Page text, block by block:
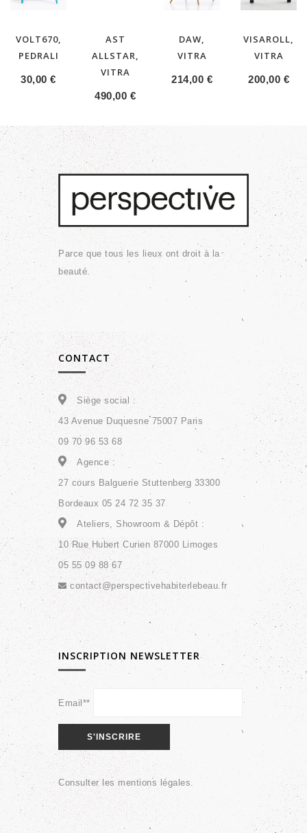
VOLT670,
PEDRALI
30,00€
AST
ALLSTAR,
VITRA
490,00 €
DAW,
VITRA
214,00 €
VISAROLL,
VITRA
200,00 €
Parce que tous les lieux ont droit à la
beauté.
CONTACT
Siège social :
43 Avenue Duquesne 75007 Paris
09 70 96 53 68
Agence :
27 cours Balguerie Stuttenberg 33300
Bordeaux 05 24 72 35 37
Ateliers, Showroom & Dépôt :
10 Rue Hubert Curien 87000 Limoges
05 55 09 88 67
contact@perspectivehabiterlebeau.fr
INSCRIPTION NEWSLETTER
Email**
Consulter lesmentions légales.